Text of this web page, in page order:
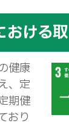
おける
健康
、定
期健
おり